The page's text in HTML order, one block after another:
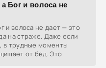
а Бог и волоса не
и волоса не дает — это
на страже. Даже если
в трудные моменты
от бед. Это